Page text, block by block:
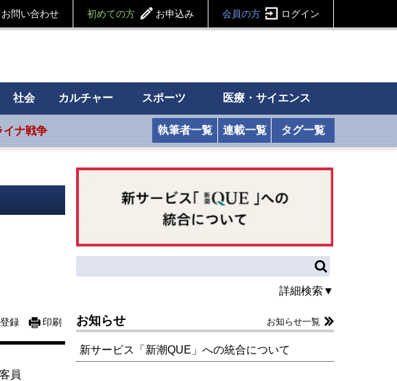
お問い合わせ 初めての方 お申込み 会員の方 ログイン
社会 カルチャー スポーツ 医療・サイエンス
イナ戦争 執筆者一覧 連載一覧 タグ一覧
録 印刷
員
詳細検索▼
お知らせ お知らせ一覧
新サービス「新潮QUE」への統合について